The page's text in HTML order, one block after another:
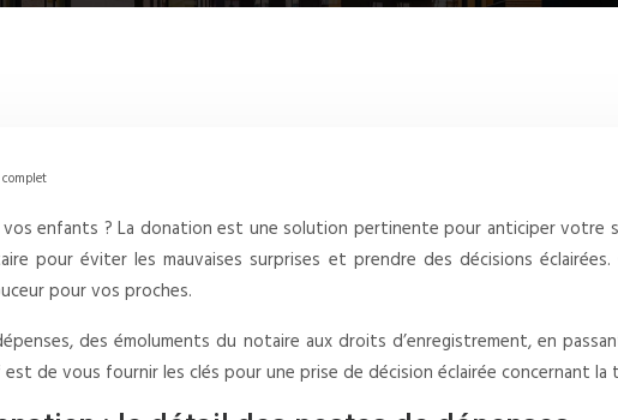
enfants ? La donation est une solution pertinente pour anticiper votre
pour éviter les mauvaises surprises et prendre des décisions
pour vos proches.
des émoluments du notaire aux droits d’enregistrement, en
de vous fournir les clés pour une prise de décision éclairée concernant